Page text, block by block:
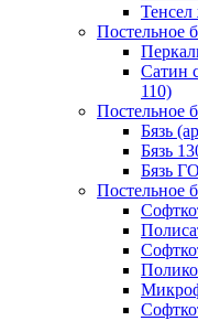
Постельное
Сатин
110)
Постельное
Бязь
Бязь
Бязь
Постельное